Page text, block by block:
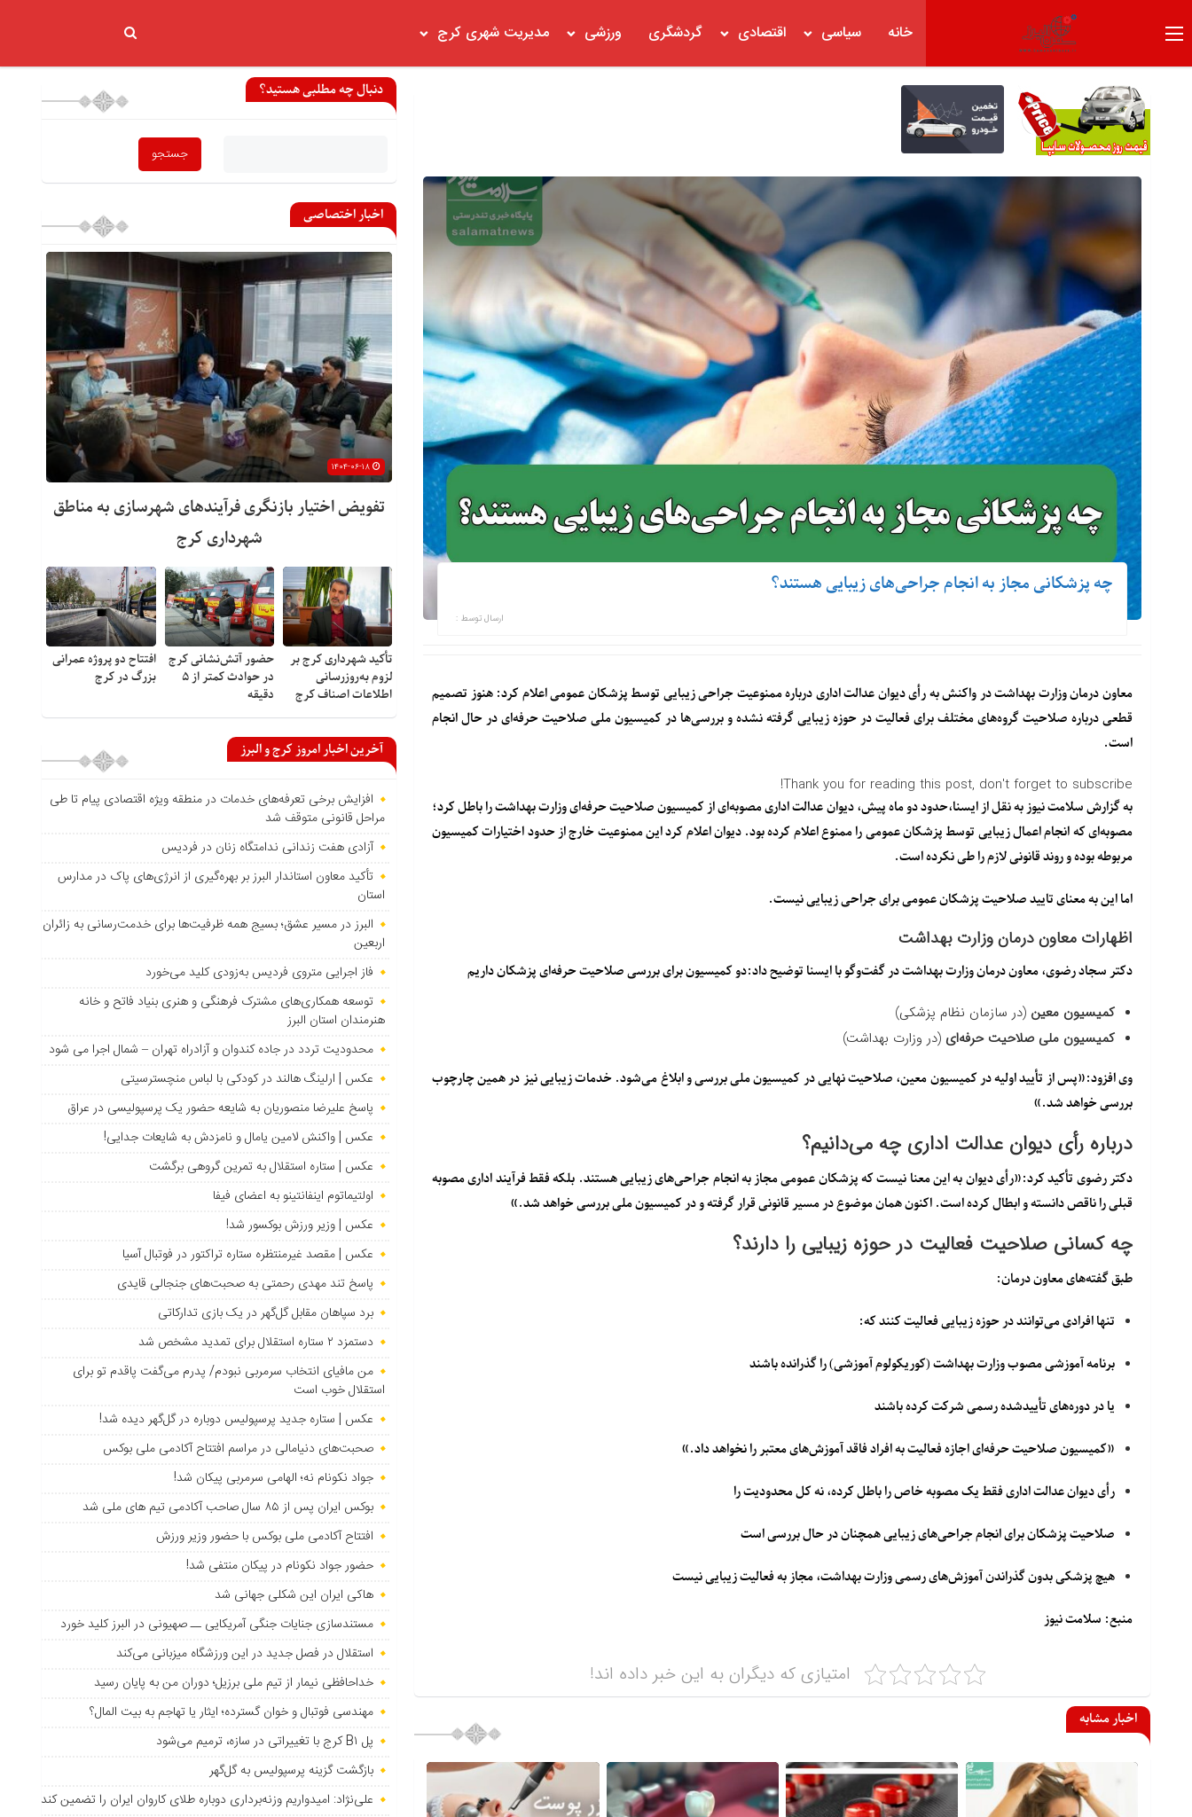
خانه سیاسی اقتصادی گردشگری ورزشی مدیریت شهری کرج
چه پزشکانی مجاز به انجام جراحی‌های زیبایی هستند؟
ارسال توسط :
معاون درمان وزارت بهداشت در واکنش به رأی دیوان عدالت اداری درباره ممنوعیت جراحی زیبایی توسط پزشکان عمومی اعلام کرد: هنوز تصمیم
قطعی درباره صلاحیت گروه‌های مختلف برای فعالیت در حوزه زیبایی گرفته نشده و بررسی‌ها در کمیسیون ملی صلاحیت حرفه‌ای در حال انجام
است.
Thank you for reading this post, don't forget to subscribe!
به گزارش سلامت نیوز به نقل از ایسنا،حدود دو ماه پیش، دیوان عدالت اداری مصوبه‌ای از کمیسیون صلاحیت حرفه‌ای وزارت بهداشت را باطل کرد؛
مصوبه‌ای که انجام اعمال زیبایی توسط پزشکان عمومی را ممنوع اعلام کرده بود. دیوان اعلام کرد این ممنوعیت خارج از حدود اختیارات کمیسیون
مربوطه بوده و روند قانونی لازم را طی نکرده است.
اما این به معنای تایید صلاحیت پزشکان عمومی برای جراحی زیبایی نیست.
اظهارات معاون درمان وزارت بهداشت
دکتر سجاد رضوی، معاون درمان وزارت بهداشت در گفت‌وگو با ایسنا توضیح داد:دو کمیسیون برای بررسی صلاحیت حرفه‌ای پزشکان داریم
کمیسیون معین (در سازمان نظام پزشکی)
کمیسیون ملی صلاحیت حرفه‌ای (در وزارت بهداشت)
وی افزود:«پس از تأیید اولیه در کمیسیون معین، صلاحیت نهایی در کمیسیون ملی بررسی و ابلاغ می‌شود. خدمات زیبایی نیز در همین چارچوب
بررسی خواهد شد.»
درباره رأی دیوان عدالت اداری چه می‌دانیم؟
دکتر رضوی تأکید کرد:«رأی دیوان به این معنا نیست که پزشکان عمومی مجاز به انجام جراحی‌های زیبایی هستند. بلکه فقط فرآیند اداری مصوبه
قبلی را ناقص دانسته و ابطال کرده است. اکنون همان موضوع در مسیر قانونی قرار گرفته و در کمیسیون ملی بررسی خواهد شد.»
چه کسانی صلاحیت فعالیت در حوزه زیبایی را دارند؟
طبق گفته‌های معاون درمان:
تنها افرادی می‌توانند در حوزه زیبایی فعالیت کنند که:
برنامه آموزشی مصوب وزارت بهداشت(کوریکولوم آموزشی) را گذرانده باشند
یا در دوره‌های تأییدشده رسمیشرکت کرده باشند
«کمیسیون صلاحیت حرفه‌ای اجازه فعالیت به افراد فاقد آموزش‌های معتبر را نخواهد داد.»
رأی دیوان عدالت اداری فقط یک مصوبه خاص را باطل کرده، نه کل محدودیت را
صلاحیت پزشکان برای انجام جراحی‌های زیبایی همچنان در حال بررسی است
هیچ پزشکی بدون گذراندن آموزش‌های رسمی وزارت بهداشت، مجاز به فعالیت زیبایی نیست
منبع: سلامت نیوز
امتیازی که دیگران به این خبر داده اند!
اخبار مشابه
دنبال چه مطلبی هستید؟
اخبار اختصاصی
تفویض اختیار بازنگری فرآیندهای شهرسازی به مناطق
شهرداری کرج
تأکید شهرداری کرج بر
لزوم به‌روزرسانی
اطلاعات اصناف کرج
حضور آتش‌نشانی کرج
در حوادث کمتر از ۵
دقیقه
افتتاح دو پروژه عمرانی
بزرگ در کرج
آخرین اخبار امروز کرج و البرز
افزایش برخی تعرفه‌های خدمات در منطقه ویژه اقتصادی پیام تا طی
مراحل قانونی متوقف شد
آزادی هفت زندانی ندامتگاه زنان در فردیس
تأکید معاون استاندار البرز بر بهره‌گیری از انرژی‌های پاک در مدارس
استان
البرز در مسیر عشق؛ بسیج همه ظرفیت‌ها برای خدمت‌رسانی به زائران
اربعین
فاز اجرایی متروی فردیس به‌زودی کلید می‌خورد
توسعه همکاری‌های مشترک فرهنگی و هنری بنیاد فاتح و خانه
هنرمندان استان البرز
محدودیت تردد در جاده کندوان و آزادراه تهران – شمال اجرا می شود
عکس | ارلینگ هالند در کودکی با لباس منچسترسیتی
پاسخ علیرضا منصوریان به شایعه حضور یک پرسپولیسی در عراق
عکس | واکنش لامین یامال و نامزدش به شایعات جدایی!
عکس | ستاره استقلال به تمرین گروهی برگشت
اولتیماتوم اینفانتینو به اعضای فیفا
عکس | وزیر ورزش بوکسور شد!
عکس | مقصد غیرمنتظره ستاره تراکتور در فوتبال آسیا
پاسخ تند مهدی رحمتی به صحبت‌های جنجالی قایدی
برد سپاهان مقابل گل‌گهر در یک بازی تدارکاتی
دستمزد ۲ ستاره استقلال برای تمدید مشخص شد
من مافیای انتخاب سرمربی نبودم/ پدرم می‌گفت پاقدم تو برای
استقلال خوب است
عکس | ستاره جدید پرسپولیس دوباره در گل‌گهر دیده شد!
صحبت‌های دنیامالی در مراسم افتتاح آکادمی ملی بوکس
جواد نکونام نه؛ الهامی سرمربی پیکان شد!
بوکس ایران پس از ۸۵ سال صاحب آکادمی تیم های ملی شد
افتتاح آکادمی ملی بوکس با حضور وزیر ورزش
حضور جواد نکونام در پیکان منتفی شد!
هاکی ایران این شکلی جهانی شد
مستندسازی جنایات جنگی آمریکایی ــ صهیونی در البرز کلید خورد
استقلال در فصل جدید در این ورزشگاه میزبانی می‌کند
خداحافظی نیمار از تیم ملی برزیل؛ دوران من به پایان رسید
مهندسی فوتبال و خوان گسترده؛ ایثار یا تهاجم به بیت المال؟
پل B۱ کرج با تغییراتی در سازه، ترمیم می‌شود
بازگشت گزینه پرسپولیس به ‌گل‌گهر
علی‌نژاد: امیدواریم وزنه‌برداری دوباره طلای کاروان ایران را تضمین کند